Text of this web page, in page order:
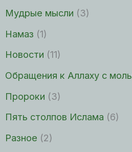
Мудрые мысли (3)
Намаз (1)
Новости (11)
Обращения к Аллаху с
Пророки (3)
Пять столпов Ислама (6)
Разное (2)